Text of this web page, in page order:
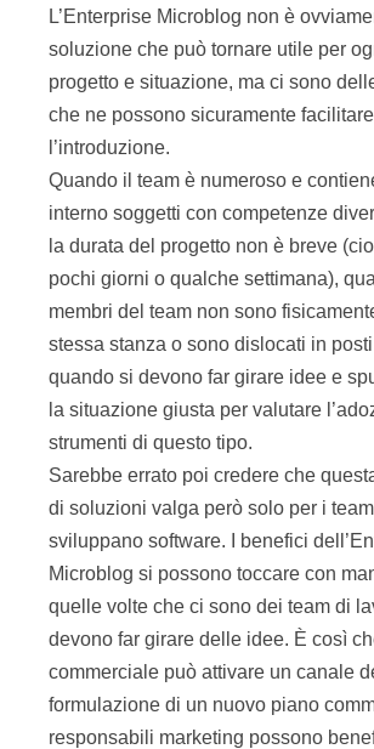
L’Enterprise Microblog non è
soluzione che può tornare utile per
progetto e situazione, ma ci sono
che ne possono sicuramente facilitare
l’introduzione.
Quando il team è numeroso e
interno soggetti con competenze
la durata del progetto non è breve
pochi giorni o qualche settimana),
membri del team non sono
stessa stanza o sono dislocati in
quando si devono far girare idee e
la situazione giusta per valutare
strumenti di questo tipo.
Sarebbe errato poi credere che
di soluzioni valga però solo per i
sviluppano software. I benefici
Microblog si possono toccare con
quelle volte che ci sono dei team di
devono far girare delle idee. È così
commerciale può attivare un canale
formulazione di un nuovo piano
responsabili marketing possono